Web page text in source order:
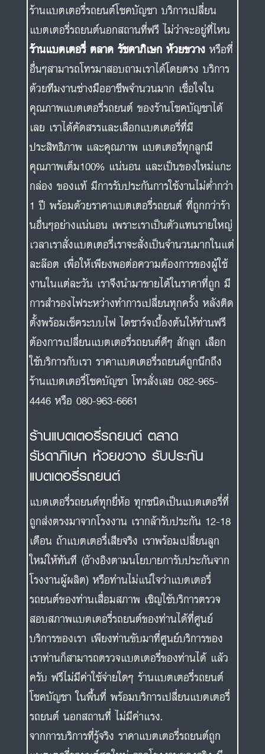
ร้านแบตเตอรี่รถยนต์โชคบัญชา บริการเปลี่ยน
แบตเตอรี่รถยนต์นอกสถานที่ฟรี ไม่ว่าจะอยู่ที่ไหน
ร้านแบตเตอรี่ ตลาด รัชดาภิเษก ห้วยขวาง หรือที่
อื่นๆสามารถโทรมาสอบถามเราได้โดยตรง บริการ
ด้วยทีมงานช่างมืออาชีพจำนวนมาก เชื่อใจใน
คุณภาพแบตเตอรี่รถยนต์ ของร้านโชคบัญชาได้
เลย เราได้คัดสรรและเลือกแบตเตอรี่ที่มี
ประสิทธิภาพ และคุณภาพ แบตเตอรี่ทุกลูกมี
คุณภาพเต็ม100% แน่นอน และเป็นของใหม่แกะ
กล่อง ของแท้ มีการรับประกันการใช้งานไม่ต่ำกว่า
1 ปี พร้อมด้วยราคาแบตเตอรี่รถยนต์ ที่ถูกกว่าร้า
นอื่นๆอย่างแน่นอน เพราะเราเป็นตัวแทนรายใหญ่
เวลาเราสั่งแบตเตอรี่เราจะสั่งเป็นจำนวนมากในแต่
ละล๊อต เพื่อให้เพียงพอต่อความต้องการของผู้ใช้
งานในแต่ละวัน เราจึงนำมาขายได้ในราคาที่ถูก มี
การสำรองไฟระหว่างทำการเปลี่ยนทุกครั้ง หลังติด
ตั้งพร้อมเช็คระบบไฟ ไดชาร์จเบื้องต้นให้ท่านฟรี
ต้องการเปลี่ยนแบตเตอรี่รถยนต์ดีๆ สักลูก เลือก
ใช้บริการกับเรา ราคาแบตเตอรี่รถยนต์ถูกนึกถึง
ร้านแบตเตอรี่โชคบัญชา โทรสั่งเลย 082-965-
4446 หรือ 080-963-6661
ร้านแบตเตอรี่รถยนต์ ตลาด
รัชดาภิเษก ห้วยขวาง รับประกัน
แบตเตอรี่รถยนต์
แบตเตอรี่รถยนต์ทุกยี่ห้อ ทุกชนิดเป็นแบตเตอรี่ที่
ถูกส่งตรงมาจากโรงงาน เรากล้ารับประกัน 12-18
เดือน ถ้าแบตเตอรี่เสียจริง เราพร้อมเปลี่ยนลูก
ใหม่ให้ทันที (อ้างอิงตามนโยบายการับประกันจาก
โรงงานผู้ผลิต) หรือท่านไม่แน่ใจว่าแบตเตอรี่
รถยนต์ของท่านเสื่อมสภาพ เชิญใช้บริการตรวจ
สอบสภาพแบตเตอรี่รถยนต์ของท่านได้ที่ศูนย์
บริการของเรา เพียงท่านขับมาที่ศูนย์บริการของ
เราท่านก็สามารถตรวจแบตเตอรี่ของท่านได้ แล้ว
ครับ ฟรีไม่มีค่าใช้จ่ายใดๆ ร้านแบตเตอรี่รถยนต์
โชคบัญชา ในพื้นที่ พร้อมบริการเปลี่ยนแบตเตอรี่
รถยนต์ นอกสถานที่ ไม่มีค่าแรง.
จากการบริการที่รู้จริง ราคาแบตเตอรี่รถยนต์ถูก